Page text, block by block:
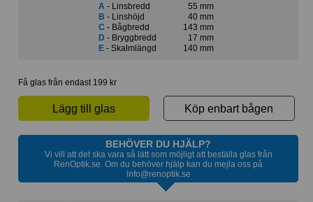
A - Linsbredd
55 mm
B - Linshöjd
40 mm
C - Bågbredd
143 mm
D - Bryggbredd
17 mm
E- Skalmlängd 140 mm
Få glas från endast 199 kr
Lägg till glas Köp enbart bågen
BEHÖVER DU HJÄLP?
Vi vill att det ska vara så lätt som möjligt att beställa glas från
RenOptik.se. Om du behöver hjälp kan du mejla oss på
info@renoptik.se